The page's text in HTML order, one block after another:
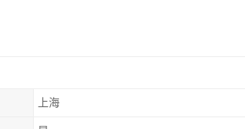
上海